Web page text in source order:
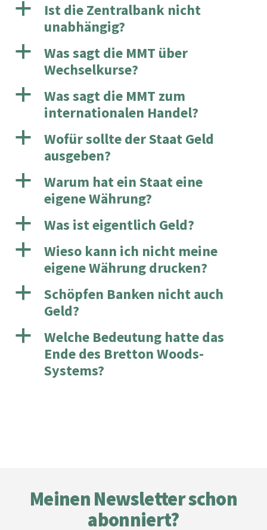
a
Ist die Zentralbank nicht
unabhängig?
a
Was sagt die MMT über
Wechselkurse?
a
Was sagt die MMT zum
internationalen Handel?
a
Wofür sollte der Staat Geld
ausgeben?
a
Warum hat ein Staat eine
eigene Währung?
a Was ist eigentlich Geld?
a
Wieso kann ich nicht meine
eigene Währung drucken?
a
Schöpfen Banken nicht auch
Geld?
a
Welche Bedeutung hatte das
Ende des Bretton Woods-
Systems?
Meinen Newsletter schon
abonniert?